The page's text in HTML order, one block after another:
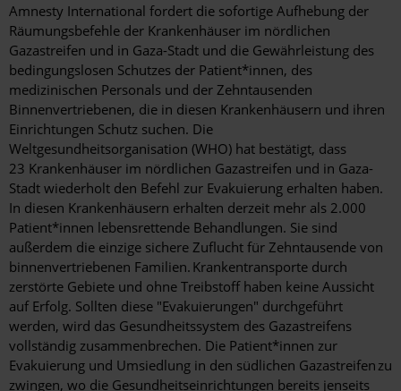
Amnesty International fordert die sofortige Aufhebung der
Räumungsbefehle der Krankenhäuser im nördlichen
Gazastreifen und in Gaza-Stadt und die Gewährleistung des
bedingungslosen Schutzes der Patient*innen, des
medizinischen Personals und der Zehntausenden
Binnenvertriebenen, die in diesen Krankenhäusern und ihren
Einrichtungen Schutz suchen. Die
Weltgesundheitsorganisation (WHO) hat bestätigt, dass
23 Krankenhäuser im nördlichen Gazastreifen und in Gaza-
Stadt wiederholt den Befehl zur Evakuierung erhalten haben.
In diesen Krankenhäusern erhalten derzeit mehr als 2.000
Patient*innen lebensrettende Behandlungen. Sie sind
außerdem die einzige sichere Zuflucht für Zehntausende von
binnenvertriebenen Familien. Krankentransporte durch
zerstörte Gebiete und ohne Treibstoff haben keine Aussicht
auf Erfolg. Sollten diese "Evakuierungen" durchgeführt
werden, wird das Gesundheitssystem des Gazastreifens
vollständig zusammenbrechen. Die Patient*innen zur
Evakuierung und Umsiedlung in den südlichen Gazastreifen zu
zwingen, wo die Gesundheitseinrichtungen bereits jenseits